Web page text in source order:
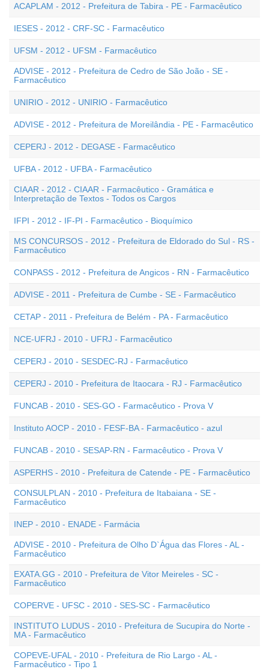
ACAPLAM - 2012 - Prefeitura de Tabira - PE - Farmacêutico
IESES - 2012 - CRF-SC - Farmacêutico
UFSM - 2012 - UFSM - Farmacêutico
ADVISE - 2012 - Prefeitura de Cedro de São João - SE -
Farmacêutico
UNIRIO - 2012 - UNIRIO - Farmacêutico
ADVISE - 2012 - Prefeitura de Moreilândia - PE - Farmacêutico
CEPERJ - 2012 - DEGASE - Farmacêutico
UFBA - 2012 - UFBA - Farmacêutico
CIAAR - 2012 - CIAAR - Farmacêutico - Gramática e
Interpretação de Textos - Todos os Cargos
IFPI - 2012 - IF-PI - Farmacêutico - Bioquímico
MS CONCURSOS - 2012 - Prefeitura de Eldorado do Sul - RS -
Farmacêutico
CONPASS - 2012 - Prefeitura de Angicos - RN - Farmacêutico
ADVISE - 2011 - Prefeitura de Cumbe - SE - Farmacêutico
CETAP - 2011 - Prefeitura de Belém - PA - Farmacêutico
NCE-UFRJ - 2010 - UFRJ - Farmacêutico
CEPERJ - 2010 - SESDEC-RJ - Farmacêutico
CEPERJ - 2010 - Prefeitura de Itaocara - RJ - Farmacêutico
FUNCAB - 2010 - SES-GO - Farmacêutico - Prova V
Instituto AOCP - 2010 - FESF-BA - Farmacêutico - azul
FUNCAB - 2010 - SESAP-RN - Farmacêutico - Prova V
ASPERHS - 2010 - Prefeitura de Catende - PE - Farmacêutico
CONSULPLAN - 2010 - Prefeitura de Itabaiana - SE -
Farmacêutico
INEP - 2010 - ENADE - Farmácia
ADVISE - 2010 - Prefeitura de Olho D`Água das Flores - AL -
Farmacêutico
EXATA.GG - 2010 - Prefeitura de Vitor Meireles - SC -
Farmacêutico
COPERVE - UFSC - 2010 - SES-SC - Farmacêutico
INSTITUTO LUDUS - 2010 - Prefeitura de Sucupira do Norte -
MA - Farmacêutico
COPEVE-UFAL - 2010 - Prefeitura de Rio Largo - AL -
Farmacêutico - Tipo 1